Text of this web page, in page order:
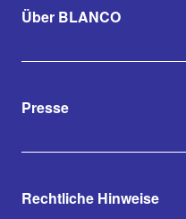
Über BLANCO
Presse
Rechtliche Hinweise